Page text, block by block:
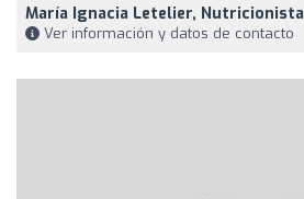
María Ignacia Letelier, Nutricionista
Ver información y datos de contacto